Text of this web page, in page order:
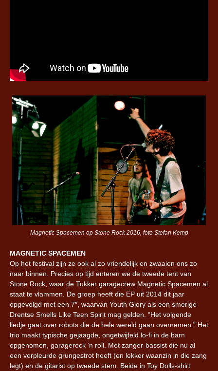
Magnetic Spacemen op Stone Rock 2016, foto Stefan Kemp
MAGNETIC SPACEMEN
Op het festival zijn ze ook al zo vriendelijk en zwaaien ons zo
naar binnen. Precies op tijd enteren we de tweede tent van
Stone Rock, waar de Tukker garagecrew Magnetic Spacemen al
staat te vlammen. De groep heeft die EP uit 2014 dit jaar
opgevolgd met een 7″, waarvan Youth Glory als een smerige
Drentse Smells Like Teen Spirit mag gelden. “Het volgende
liedje gaat over robots die de hele wereld gaan overnemen.” Het
trio maakt typische gejaagde, ongetwijfeld lo-fi in de barn
opgenomen, garagerock ’n roll. Met zanger-bassist die nu al
een verpleurde grungestrot heeft (en lekker waanzin in die zang
legt) en de gitarist op tweede stem. Beide in Toy Dolls-shirt